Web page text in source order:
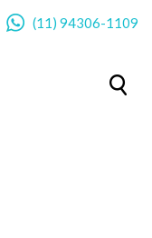
(11) 94306-1109